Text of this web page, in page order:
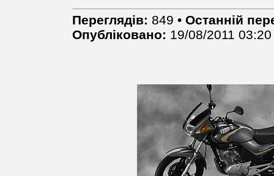
Переглядів: 849 • Останній
Опубліковано: 19/08/2011 03:20